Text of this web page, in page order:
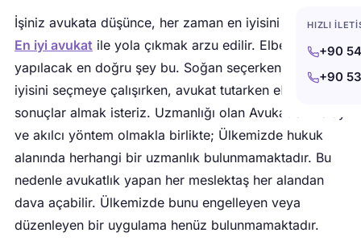
HIZLI
+90
+90
İşiniz avukata düşünce, her zaman en iyisini ararsın.
En iyi avukat ile yola çıkmak arzu edilir. Elbette,
yapılacak en doğru şey bu. Soğan seçerken bile en
iyisini seçmeye çalışırken, avukat tutarken elbette iyi
sonuçlar almak isteriz. Uzmanlığı olan Avukat en kolay
ve akılcı yöntem olmakla birlikte; Ülkemizde hukuk
alanında herhangi bir uzmanlık bulunmamaktadır. Bu
nedenle avukatlık yapan her meslektaş her alandan
dava açabilir. Ülkemizde bunu engelleyen veya
düzenleyen bir uygulama henüz bulunmamaktadır.